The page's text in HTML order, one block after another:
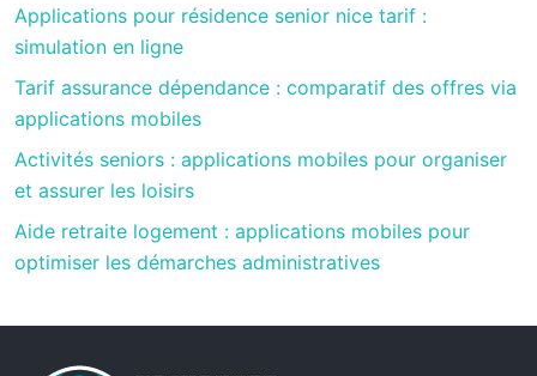
Applications pour résidence senior nice tarif :
simulation en ligne
Tarif assurance dépendance : comparatif des offres via
applications mobiles
Activités seniors : applications mobiles pour organiser
et assurer les loisirs
Aide retraite logement : applications mobiles pour
optimiser les démarches administratives